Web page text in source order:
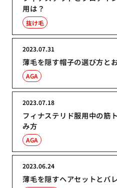
用は？
抜け毛
薄毛を隠す帽子の選び方と
2023.07.31
AGA
フィナステリド服用中の筋
み方
2023.07.18
AGA
薄毛を隠すヘアセットとバ
2023.06.24